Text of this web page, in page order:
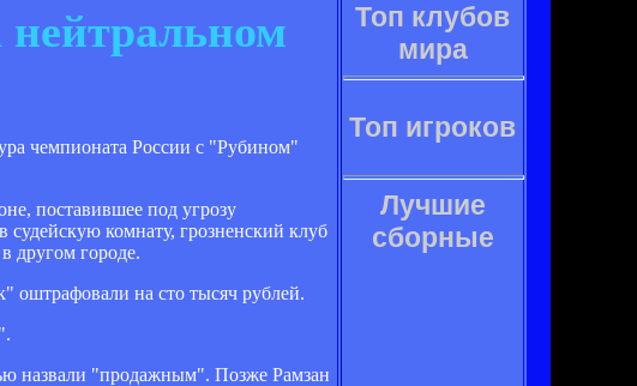
чемпионата России с "Рубином"
поставившее под угрозу
судейскую комнату, грозненский клуб
другом городе.
оштрафовали на сто тысяч рублей.
назвали "продажным". Позже Рамзан
Топ клубов
мира
Топ игроков
Лучшие
сборные